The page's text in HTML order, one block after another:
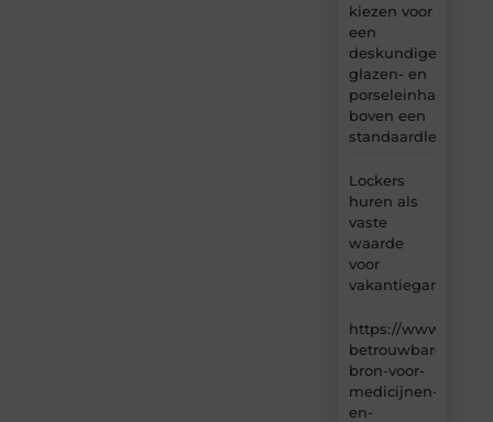
kiezen voor
een
deskundige
glazen- en
porseleinhandelaar
boven een
Lockers
huren als
vaste
waarde
voor
vakantiegangers
https://
betrouwbare-
bron-voor-
medicijnen-
en-